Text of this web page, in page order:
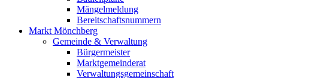
Mängelmeldung
Bereitschaftsnummern
Markt Mönchberg
Gemeinde & Verwaltung
Bürgermeister
Marktgemeinderat
Verwaltungsgemeinschaft